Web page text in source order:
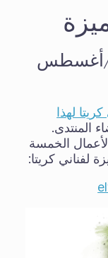
أغسطس
لهذا
المنتدى.
الخمسة
لفناني كريتا: